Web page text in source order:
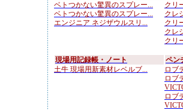
ベトつかない驚異のスプレー...
ベトつかない驚異のスプレー...
エンジニア ネジザウルスリ...
クリ
クレ
クリ
クレ
クリ
現場用記録帳・ノート
土牛 現場用新素材レベルブ...
ペン
ロブ
ロブ
ロブ